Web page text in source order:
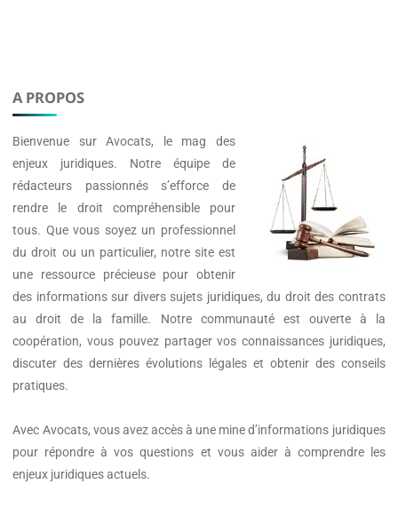
les
A PROPOS
Bienvenue surAvocats, le mag des
enjeux juridiques. Notre équipe de
rédacteurs passionnés s’efforce de
rendre le droit compréhensible pour
tous. Que vous soyez un professionnel
du droit ou un particulier, notre site est
une ressource précieuse pour obtenir
des informations sur divers sujets juridiques, du droit des contrats
au droit de la famille. Notre communauté est ouverte à la
coopération, vous pouvez partager vos connaissances juridiques,
discuter des dernières évolutions légales et obtenir des conseils
pratiques.
Avec Avocats, vous avez accès à une mine d’informations juridiques
pour répondre à vos questions et vous aider à comprendre les
enjeux juridiques actuels.